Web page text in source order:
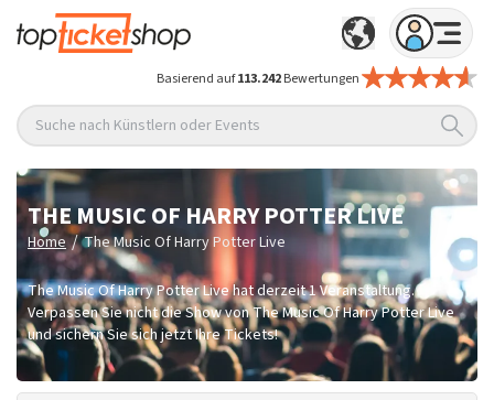
Basierend auf113.242Bewertungen
Suche nach Künstlern oder Events
THE MUSIC OF HARRY POTTER LIVE
Home / The Music Of Harry Potter Live
The Music Of Harry Potter Live hat derzeit 1 Veranstaltung.
Verpassen Sie nicht die Show von The Music Of Harry Potter Live
und sichern Sie sich jetzt Ihre Tickets!